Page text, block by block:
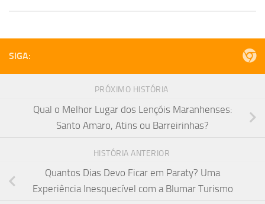
SIGA:
PRÓXIMO HISTÓRIA
Qual o Melhor Lugar dos Lençóis Maranhenses:
Santo Amaro, Atins ou Barreirinhas?
HISTÓRIA ANTERIOR
Quantos Dias Devo Ficar em Paraty? Uma
Experiência Inesquecível com a Blumar Turismo